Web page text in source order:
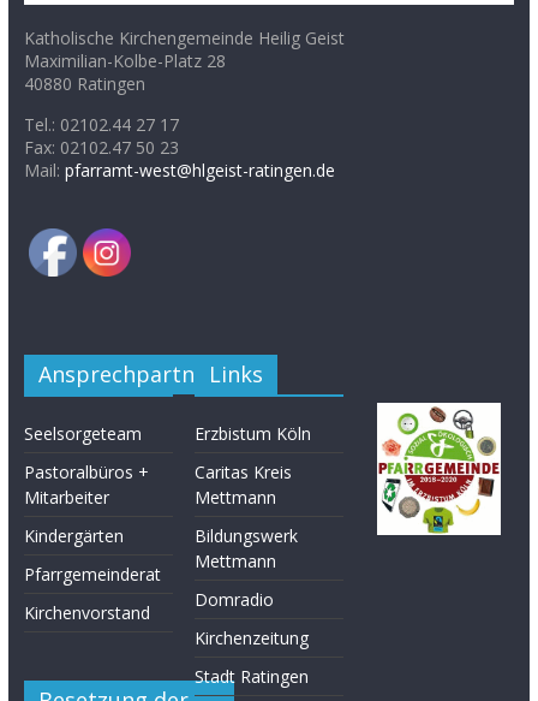
Katholische Kirchengemeinde Heilig Geist
Maximilian-Kolbe-Platz 28
40880 Ratingen
Tel.: 02102.44 27 17
Fax: 02102.47 50 23
Mail: pfarramt-west@hlgeist-ratingen.de
Ansprechpartner
Seelsorgeteam
Pastoralbüros +
Mitarbeiter
Kindergärten
Pfarrgemeinderat
Kirchenvorstand
Links
Erzbistum Köln
Caritas Kreis
Mettmann
Bildungswerk
Mettmann
Domradio
Kirchenzeitung
Stadt Ratingen